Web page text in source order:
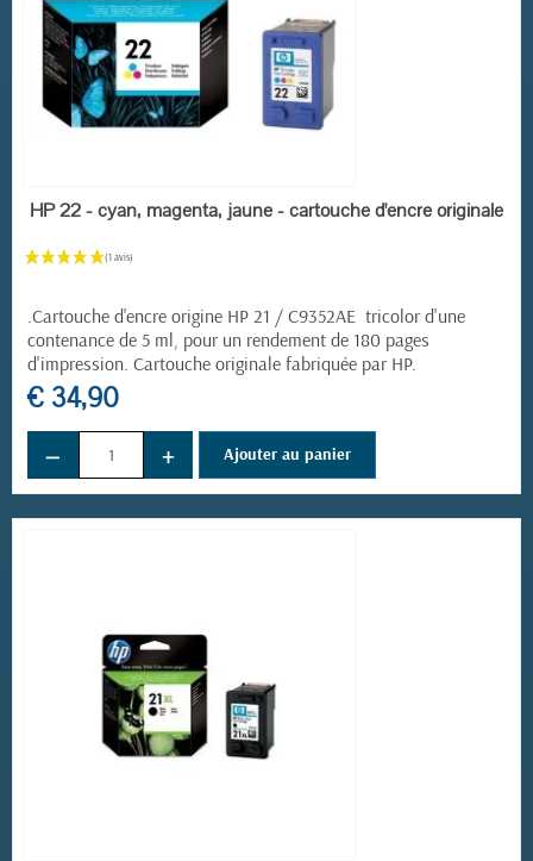
EN STOCK
HP 22 - cyan, magenta, jaune - cartouche d'encre originale
.Cartouche d'encre origine HP 21 / C9352AE tricolor d'une
contenance de 5 ml, pour un rendement de 180 pages
d'impression. Cartouche originale fabriquée par HP.
€ 34,90
− + Ajouter au panier